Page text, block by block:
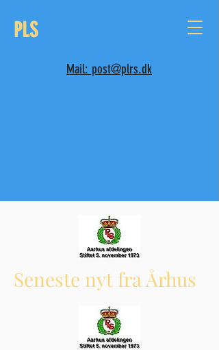
PLS
Mail: post@plrs.dk
Seneste nyt fra Århus